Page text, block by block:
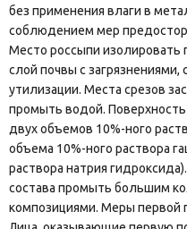
без применения влаги в
соблюдением мер
Место россыпи изолировать
слой почвы с загрязнениями,
утилизации. Места срезов
промыть водой.
двух объемов 10%-ного
объема 10%-ного раствора
раствора натрия
состава промыть большим
композициями. Меры